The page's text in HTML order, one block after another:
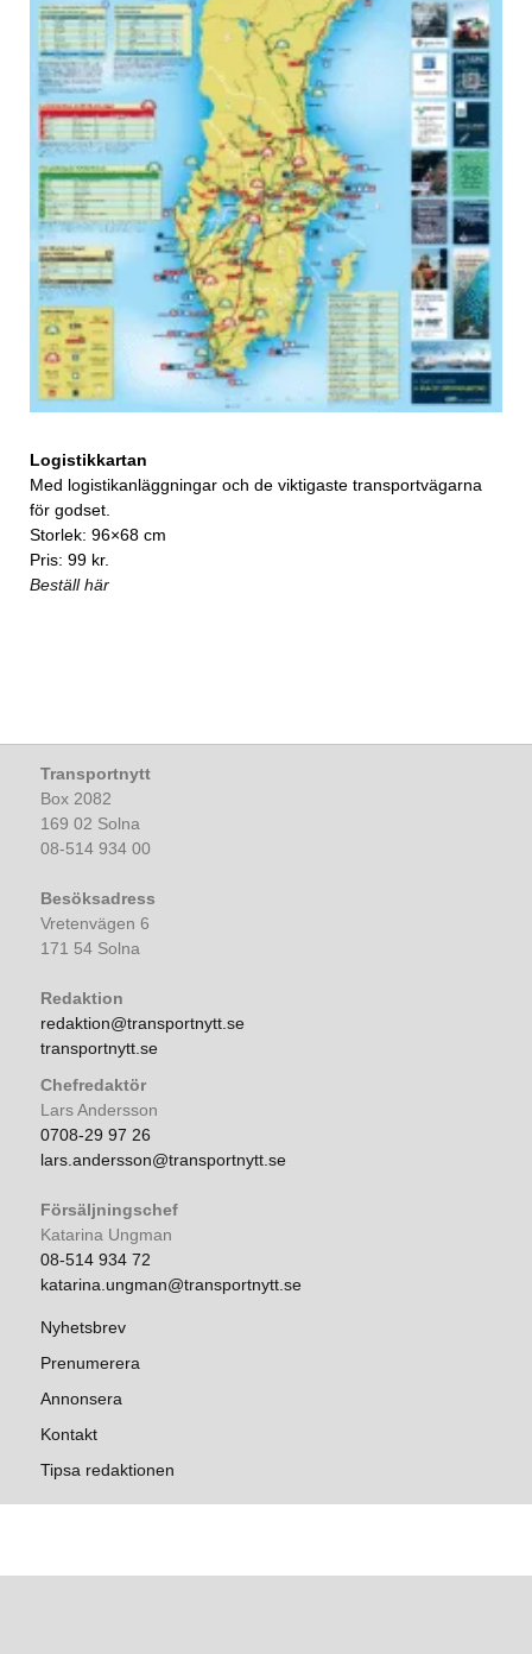
Logistikkartan
Med logistikanläggningar och de viktigaste transportvägarna
för godset.
Storlek: 96×68 cm
Pris: 99 kr.
Beställ här
Transportnytt
Box 2082
169 02 Solna
08-514 934 00
Besöksadress
Vretenvägen 6
171 54 Solna
Redaktion
redaktion@transportnytt.se
transportnytt.se
Chefredaktör
Lars Andersson
0708-29 97 26
lars.andersson@transportnytt.se
Försäljningschef
Katarina Ungman
08-514 934 72
katarina.ungman@transportnytt.se
Nyhetsbrev
Prenumerera
Annonsera
Kontakt
Tipsa redaktionen